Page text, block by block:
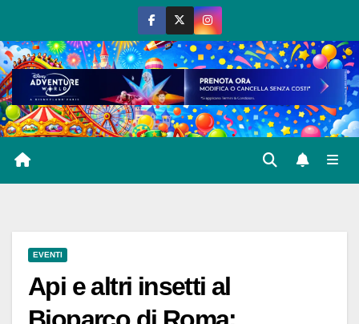
al
contenuto
EVENTI
Api e altri insetti al